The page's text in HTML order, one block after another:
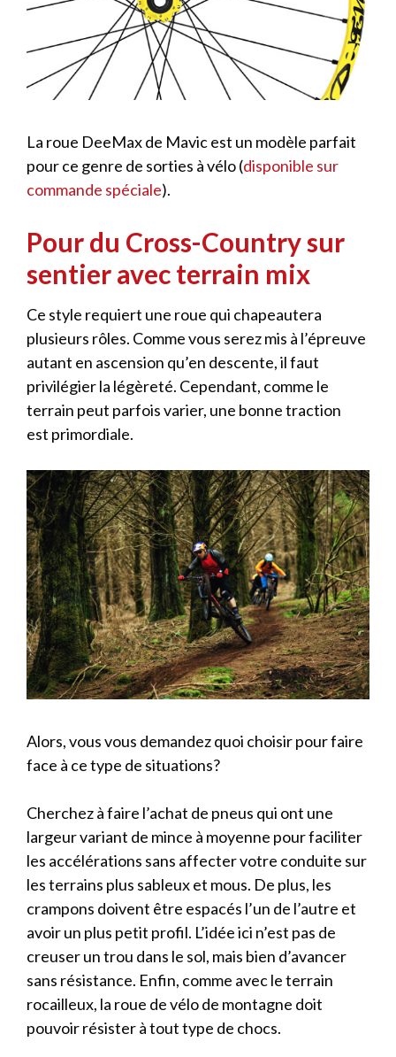
La roue DeeMax de Mavic est un modèle parfait
pour ce genre de sorties à vélo (disponible sur
commande spéciale).
Pour du Cross-Country sur
sentier avec terrain mix
Ce style requiert une roue qui chapeautera
plusieurs rôles. Comme vous serez mis à l’épreuve
autant en ascension qu’en descente, il faut
privilégier la légèreté. Cependant, comme le
terrain peut parfois varier, une bonne traction
est primordiale.
Alors, vous vous demandez quoi choisir pour faire
face à ce type de situations?
Cherchez à faire l’achat de pneus qui ont une
largeur variant de mince à moyenne pour faciliter
les accélérations sans affecter votre conduite sur
les terrains plus sableux et mous. De plus, les
crampons doivent être espacés l’un de l’autre et
avoir un plus petit profil. L’idée ici n’est pas de
creuser un trou dans le sol, mais bien d’avancer
sans résistance. Enfin, comme avec le terrain
rocailleux, la roue de vélo de montagne doit
pouvoir résister à tout type de chocs.